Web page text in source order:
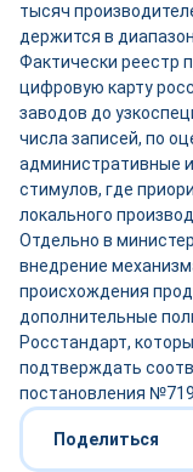
тысяч
держится в
Фактически реестр
цифровую карту
заводов до
числа записей, по
административные
стимулов, где
локального
Отдельно в
внедрение
происхождения
дополнительные
Росстандарт,
подтверждать
постановления
Поделиться